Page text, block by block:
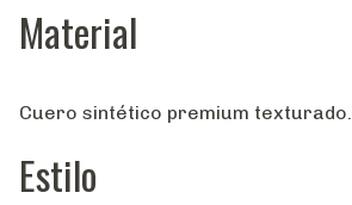
Material
Cuero sintético premium texturado.
Estilo